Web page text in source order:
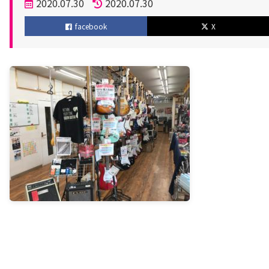
投
稿
日
2020.07.30
更
新
2020.07.30
facebook X